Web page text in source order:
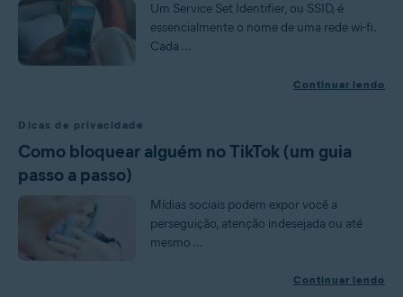
Um Service Set Identifier, ou SSID, é
essencialmente o nome de uma rede wi-fi.
Cada ...
Continuar lendo
Dicas de privacidade
Como bloquear alguém no TikTok (um guia
passo a passo)
Mídias sociais podem expor você a
perseguição, atenção indesejada ou até
mesmo ...
Continuar lendo